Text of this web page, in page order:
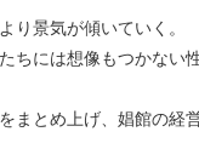
り景気が傾いていく。
ちには想像もつかない
まとめ上げ、娼館の経